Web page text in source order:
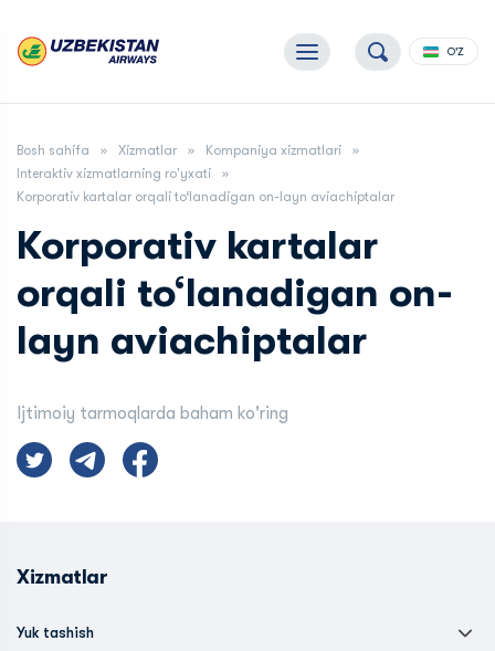
O'Z
Bosh sahifa Xizmatlar
Kompaniya xizmatlari
Interaktiv xizmatlarning ro'yxati
Korporativ kartalar orqali to‘lanadigan on-layn aviachiptalar
Korporativ kartalar
orqali to‘lanadigan on-
layn aviachiptalar
Ijtimoiy tarmoqlarda baham ko'ring
Xizmatlar
Yuk tashish